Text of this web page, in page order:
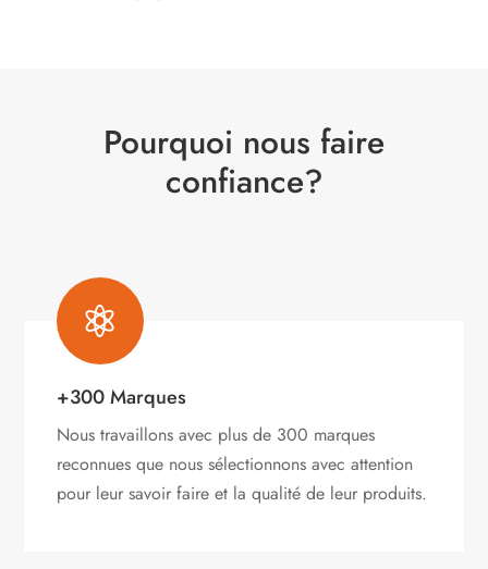
Pourquoi nous faire
confiance?

+300 Marques
Nous travaillons avec plus de 300 marques
reconnues que nous sélectionnons avec attention
pour leur savoir faire et la qualité de leur produits.